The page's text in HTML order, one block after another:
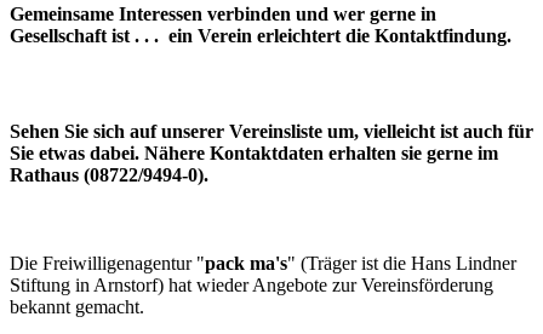
Gemeinsame Interessen verbinden und wer gerne in
Gesellschaft ist . . . ein Verein erleichtert die Kontaktfindung.
Sehen Sie sich auf unserer Vereinsliste um, vielleicht ist auch für
Sie etwas dabei. Nähere Kontaktdaten erhalten sie gerne im
Rathaus (08722/9494-0).
Die Freiwilligenagentur "pack ma's" (Träger ist die Hans Lindner
Stiftung in Arnstorf) hat wieder Angebote zur Vereinsförderung
bekannt gemacht.